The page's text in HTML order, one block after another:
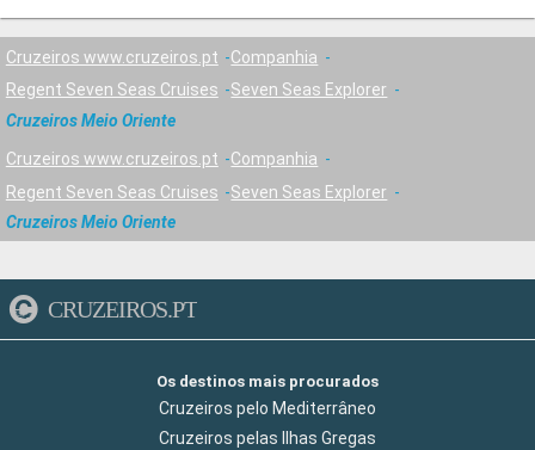
Cruzeiros www.cruzeiros.pt
Companhia
Regent Seven Seas Cruises
Seven Seas Explorer
Cruzeiros Meio Oriente
Cruzeiros www.cruzeiros.pt
Companhia
Regent Seven Seas Cruises
Seven Seas Explorer
Cruzeiros Meio Oriente
CRUZEIROS.PT
Os destinos mais procurados
Cruzeiros pelo Mediterrâneo
Cruzeiros pelas Ilhas Gregas